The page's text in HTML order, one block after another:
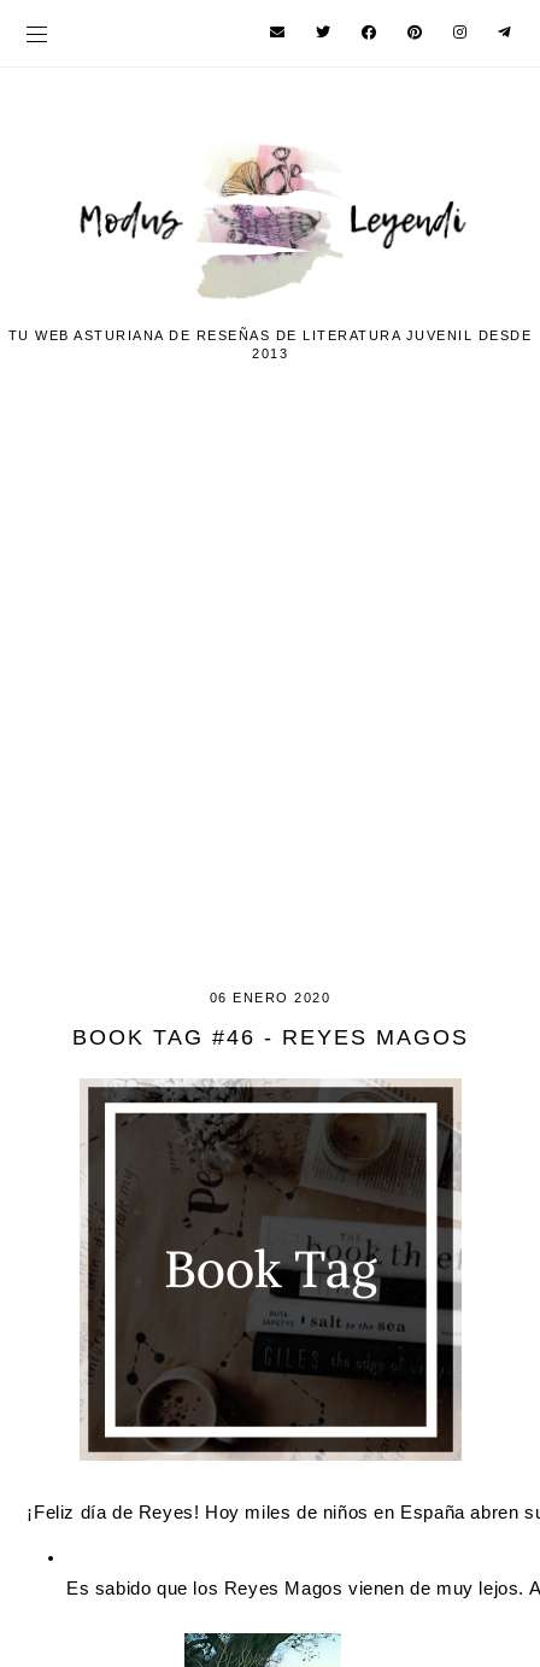
TU WEB ASTURIANA DE RESEÑAS DE LITERATURA JUVENIL DESDE
2013
06 ENERO 2020
BOOK TAG #46 - REYES MAGOS
¡Feliz día de Reyes! Hoy miles de niños en España abren
Es sabido que los Reyes Magos vienen de muy lejos.